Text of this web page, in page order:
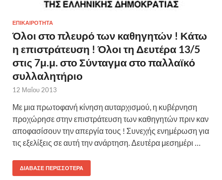
ΕΠΙΚΑΙΡΟΤΗΤΑ
Όλοι στο πλευρό των καθηγητών ! Κάτω
η επιστράτευση ! Όλοι τη Δευτέρα 13/5
στις 7μ.μ. στο Σύνταγμα στο παλλαϊκό
συλλαλητήριο
12 Μαΐου 2013
Με μια πρωτοφανή κίνηση αυταρχισμού, η κυβέρνηση
προχώρησε στην επιστράτευση των καθηγητών πριν καν
αποφασίσουν την απεργία τους ! Συνεχής ενημέρωση για
τις εξελίξεις σε αυτή την ανάρτηση. Δευτέρα μεσημέρι …
ΔΙΆΒΑΣΕ ΠΕΡΙΣΣΌΤΕΡΑ